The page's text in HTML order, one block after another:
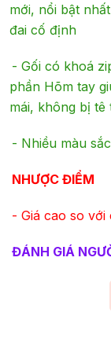
mới, nổi bật
đai cố định
- Gối có khoá
phần Hõm tay
mái, không bị tê
- Nhiều màu
NHƯỢC ĐIỂM
- Giá cao so với
ĐÁNH GIÁ